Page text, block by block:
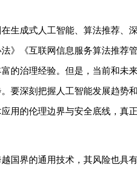
生成式人工智能、算法推荐、
》《互联网信息服务算法推荐
的治理经验。但是，当前和未
要深刻把握人工智能发展趋势
用的伦理边界与安全底线，真
国界的通用技术，其风险也具